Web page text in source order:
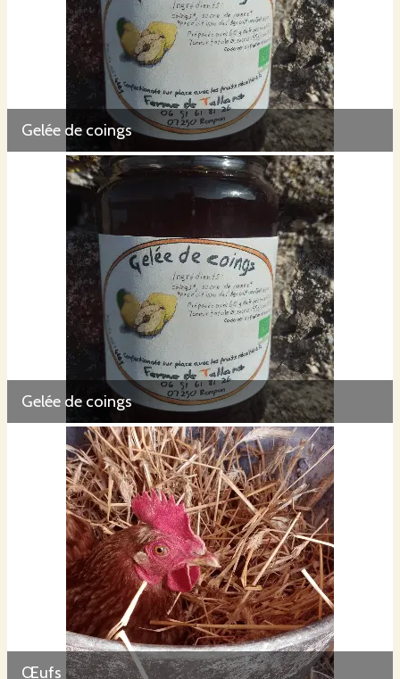
Gelée de coings
Gelée de coings
Œufs